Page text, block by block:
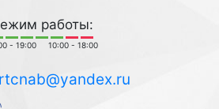
работы:
- 19:00 10:00 - 18:00